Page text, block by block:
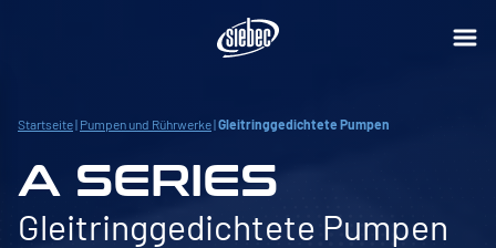
Startseite| Pumpen und Rührwerke|Gleitringgedichtete Pumpen
A SERIES
Gleitringgedichtete Pumpen